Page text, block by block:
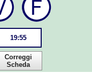
19:55
Correggi
Scheda